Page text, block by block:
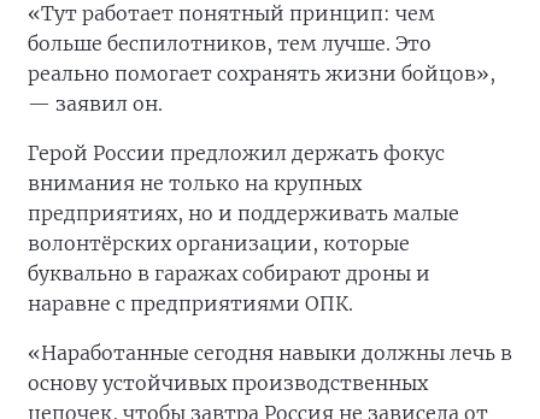
«Тут работает понятный принцип: чем
больше беспилотников, тем лучше. Это
реально помогает сохранять жизни бойцов»,
— заявил он.
Герой России предложил держать фокус
внимания не только на крупных
предприятиях, но и поддерживать малые
волонтёрских организации, которые
буквально в гаражах собирают дроны и
наравне с предприятиями ОПК.
«Наработанные сегодня навыки должны лечь в
основу устойчивых производственных
цепочек, чтобы завтра Россия не зависела от